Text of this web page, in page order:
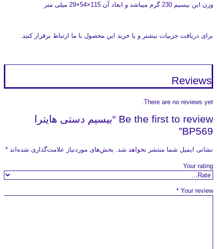
وزن این بیسیم 230 گرم میباشد و ابعاد آن 115×54×29 میلی متر
برای دریافت جزییات بیشتر و یا خرید این محصول با ما ارتباط برقرار کنید.
Reviews
There are no reviews yet.
Be the first to review “بیسیم دستی هایترا
BP569”
نشانی ایمیل شما منتشر نخواهد شد. بخش‌های موردنیاز علامت‌گذاری شده‌اند *
Your rating
Your review
*